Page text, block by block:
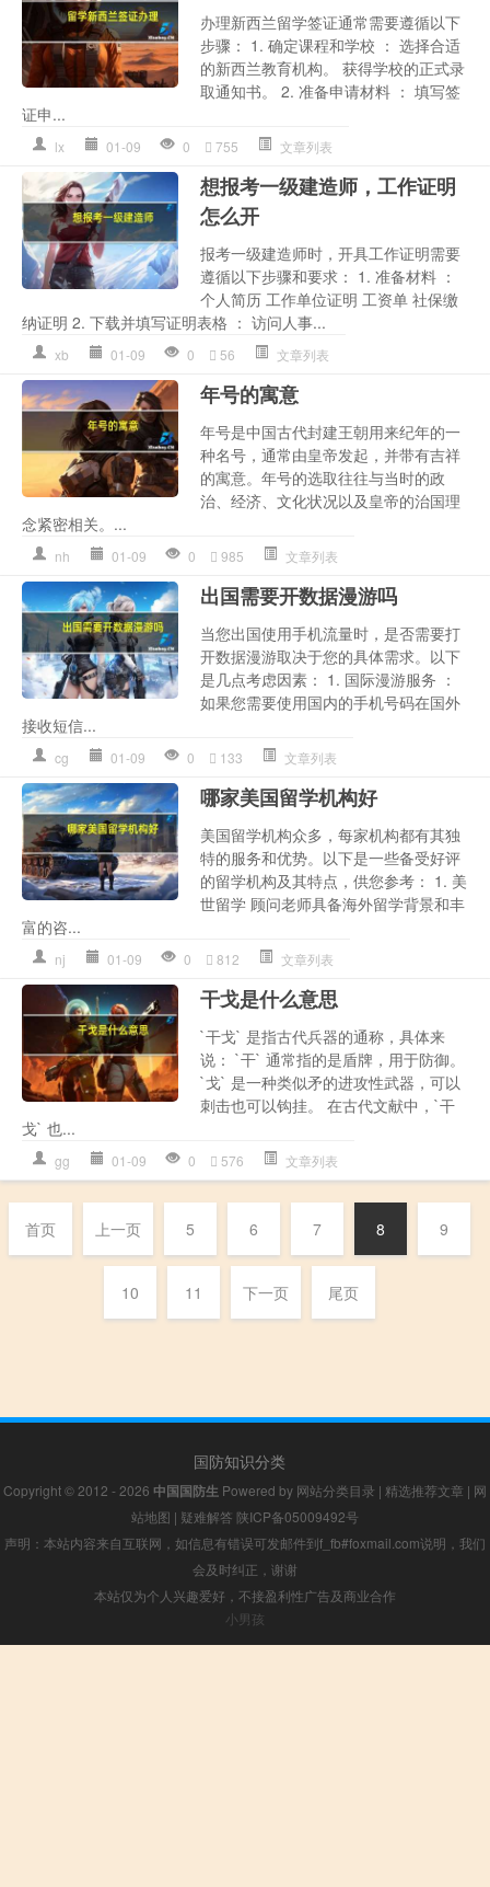
办理新西兰留学签证通常需要遵循以下
步骤： 1. 确定课程和学校 ： 选择合适
的新西兰教育机构。 获得学校的正式录
取通知书。 2. 准备申请材料 ： 填写签
证申...
lx 01-09 0 755 文章列表
想报考一级建造师，工作证明
怎么开
报考一级建造师时，开具工作证明需要
遵循以下步骤和要求： 1. 准备材料 ：
个人简历 工作单位证明 工资单 社保缴
纳证明 2. 下载并填写证明表格 ： 访问人事...
xb 01-09 0 56 文章列表
年号的寓意
年号是中国古代封建王朝用来纪年的一
种名号，通常由皇帝发起，并带有吉祥
的寓意。年号的选取往往与当时的政
治、经济、文化状况以及皇帝的治国理
念紧密相关。...
nh 01-09 0 985 文章列表
出国需要开数据漫游吗
当您出国使用手机流量时，是否需要打
开数据漫游取决于您的具体需求。以下
是几点考虑因素： 1. 国际漫游服务 ：
如果您需要使用国内的手机号码在国外
接收短信...
cg 01-09 0 133 文章列表
哪家美国留学机构好
美国留学机构众多，每家机构都有其独
特的服务和优势。以下是一些备受好评
的留学机构及其特点，供您参考： 1. 美
世留学 顾问老师具备海外留学背景和丰
富的咨...
nj 01-09 0 812 文章列表
干戈是什么意思
`干戈` 是指古代兵器的通称，具体来
说： `干` 通常指的是盾牌，用于防御。
`戈` 是一种类似矛的进攻性武器，可以
刺击也可以钩挂。 在古代文献中，`干
戈` 也...
gg 01-09 0 576 文章列表
首页 上一页 5 6 7 8 9
10 11 下一页 尾页
国防知识分类
Copyright © 2012 - 2026 中国国防生 Powered by 网站分类目录 | 精选推荐文章 | 网
站地图 | 疑难解答 陕ICP备05009492号
声明：本站内容来自互联网，如信息有错误可发邮件到f_fb#foxmail.com说明，我们
会及时纠正，谢谢
本站仅为个人兴趣爱好，不接盈利性广告及商业合作
小男孩